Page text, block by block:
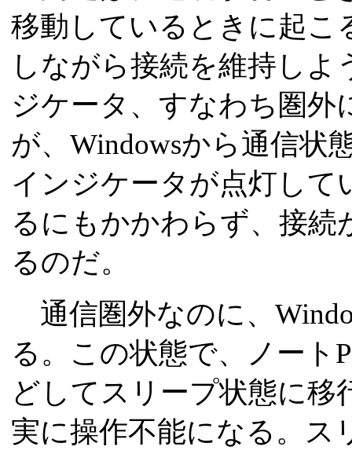
移動しているときに起こ
しながら接続を維持し
ジケータ、すなわち圏
が、Windowsから通信状
インジケータが点灯して
るにもかかわらず、接
るのだ。
通信圏外なのに、
る。この状態で、ノート
どしてスリープ状態に
実に操作不能になる。ス